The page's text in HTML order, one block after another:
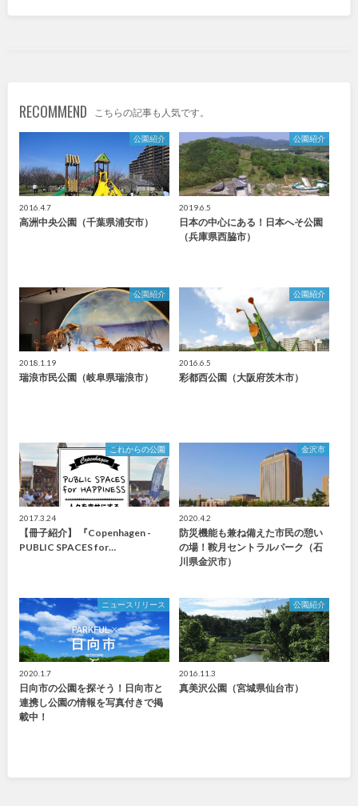
RECOMMEND こちらの記事も人気です。
公園紹介
2016.4.7
高洲中央公園（千葉県浦安市）
公園紹介
2019.6.5
日本の中心にある！日本へそ公園
（兵庫県西脇市）
公園紹介
2018.1.19
瑞浪市民公園（岐阜県瑞浪市）
公園紹介
2016.6.5
彩都西公園（大阪府茨木市）
これからの公園
2017.3.24
【冊子紹介】 『Copenhagen -
PUBLIC SPACES for…
金沢市
2020.4.2
防災機能も兼ね備えた市民の憩い
の場！鞍月セントラルパーク（石
川県金沢市）
ニュースリリース
2020.1.7
日向市の公園を探そう！日向市と
連携し公園の情報を写真付きで掲
載中！
公園紹介
2016.11.3
真美沢公園（宮城県仙台市）